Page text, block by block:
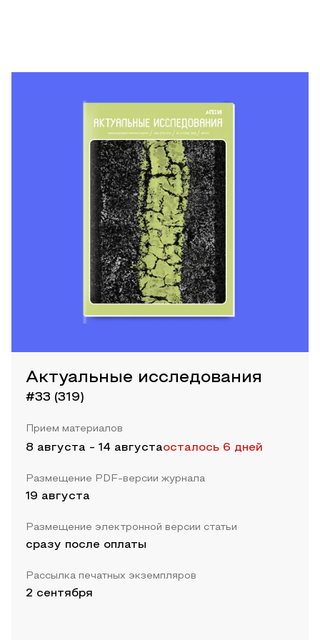
Актуальные исследования
#33 (319)
Прием материалов
8 августа - 14 августаосталось 6 дней
Размещение PDF-версии журнала
19 августа
Размещение электронной версии статьи
сразу после оплаты
Рассылка печатных экземпляров
2 сентября